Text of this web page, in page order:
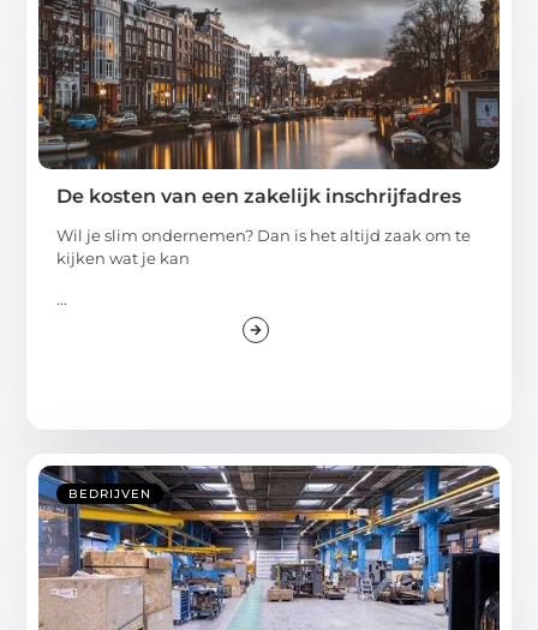
De kosten van een zakelijk inschrijfadres
Wil je slim ondernemen? Dan is het altijd zaak om te
kijken wat je kan
...
BEDRIJVEN